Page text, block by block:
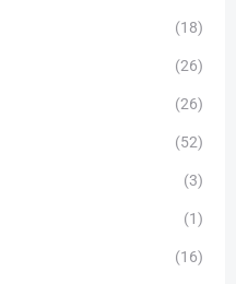
(18)
(26)
(26)
(52)
(3)
(1)
(16)